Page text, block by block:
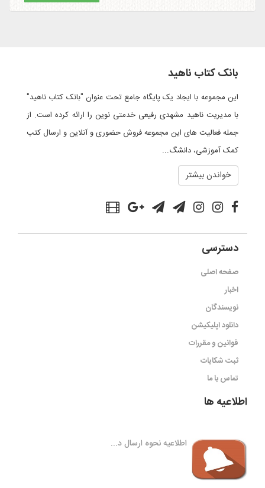
بانک کتاب ناهید
این مجموعه با ایجاد یک پایگاه جامع تحت عنوان "بانک کتاب ناهید"
با مدیریت ناهید مشهدی رفیعی خدمتی نوین را ارائه کرده است. از
جمله فعالیت های این مجموعه فروش حضوری و آنلاین و ارسال کتب
کمک آموزشی، دانشگ...
خواندن بیشتر
دسترسی
صفحه اصلی
اخبار
نویسندگان
دانلود اپلیکیشن
قوانین و مقررات
ثبت شکایات
تماس با ما
اطلاعیه ها
اطلاعیه نحوه ارسال د...